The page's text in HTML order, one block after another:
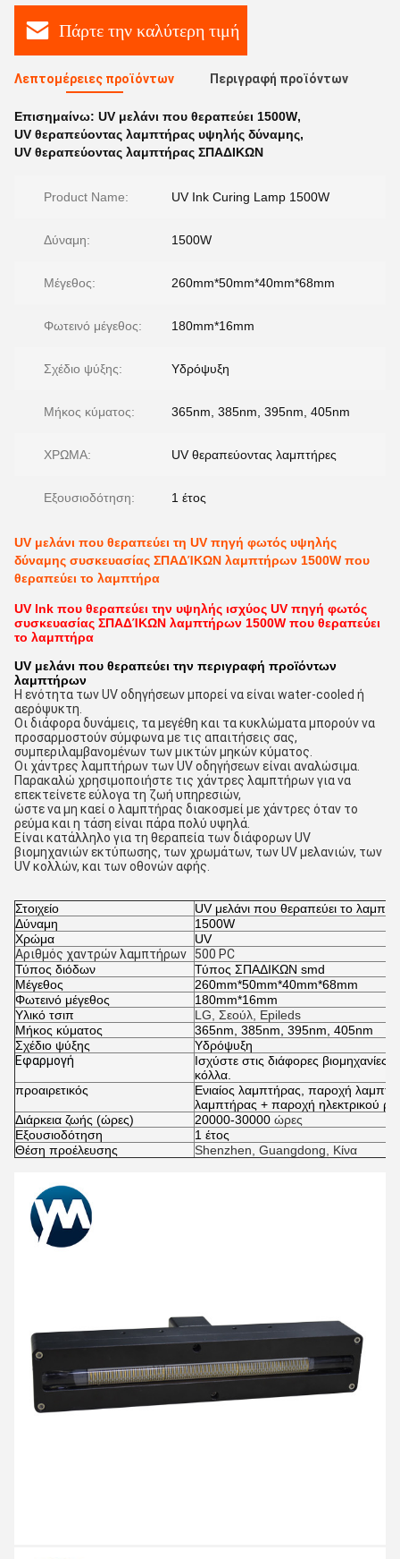
Πάρτε την καλύτερη τιμή
Λεπτομέρειες προϊόντων Περιγραφή προϊόντων
Επισημαίνω: UV μελάνι που θεραπεύει 1500W,
UV θεραπεύοντας λαμπτήρας υψηλής δύναμης,
UV θεραπεύοντας λαμπτήρας ΣΠΑΔΙΚΩΝ
Product Name: UV Ink Curing Lamp 1500W
Δύναμη: 1500W
Μέγεθος: 260mm*50mm*40mm*68mm
Φωτεινό μέγεθος: 180mm*16mm
Σχέδιο ψύξης: Υδρόψυξη
Μήκος κύματος: 365nm, 385nm, 395nm, 405nm
ΧΡΩΜΑ: UV θεραπεύοντας λαμπτήρες
Εξουσιοδότηση: 1 έτος
UV μελάνι που θεραπεύει τη UV πηγή φωτός υψηλής
δύναμης συσκευασίας ΣΠΑΔΊΚΩΝ λαμπτήρων 1500W που
θεραπεύει το λαμπτήρα
UV lnk που θεραπεύει την υψηλής ισχύος UV πηγή φωτός
συσκευασίας ΣΠΑΔΊΚΩΝ λαμπτήρων 1500W που θεραπεύει
το λαμπτήρα
UV μελάνι που θεραπεύει την περιγραφή προϊόντων
λαμπτήρων
Η ενότητα των UV οδηγήσεων μπορεί να είναι water-cooled ή
αερόψυκτη.
Οι διάφορα δυνάμεις, τα μεγέθη και τα κυκλώματα μπορούν να
προσαρμοστούν σύμφωνα με τις απαιτήσεις σας,
συμπεριλαμβανομένων των μικτών μηκών κύματος.
Οι χάντρες λαμπτήρων των UV οδηγήσεων είναι αναλώσιμα.
Παρακαλώ χρησιμοποιήστε τις χάντρες λαμπτήρων για να
επεκτείνετε εύλογα τη ζωή υπηρεσιών,
ώστε να μη καεί ο λαμπτήρας διακοσμεί με χάντρες όταν το
ρεύμα και η τάση είναι πάρα πολύ υψηλά.
Είναι κατάλληλο για τη θεραπεία των διάφορων UV
βιομηχανιών εκτύπωσης, των χρωμάτων, των UV μελανιών, των
UV κολλών, και των οθονών αφής.
Στοιχείο
UV μελάνι που θεραπεύει το
Δύναμη
1500W
Χρώμα
UV
Αριθμός χαντρών λαμπτήρων
500 PC
Τύπος διόδων
Τύπος ΣΠΑΔΙΚΩΝ smd
Μέγεθος
260mm*50mm*40mm*68mm
Φωτεινό μέγεθος
180mm*16mm
Υλικό τσιπ
LG, Σεούλ, Epileds
Μήκος κύματος
365nm, 385nm, 395nm, 405nm
Σχέδιο ψύξης
Υδρόψυξη
Εφαρμογή
Ισχύστε στις διάφορες
κόλλα.
προαιρετικός
Ενιαίος λαμπτήρας, παροχή
λαμπτήρας + παροχή ηλεκτρικού
Διάρκεια ζωής (ώρες)
20000-30000 ώρες
Εξουσιοδότηση
1 έτος
Θέση προέλευσης
Shenzhen, Guangdong, Κίνα